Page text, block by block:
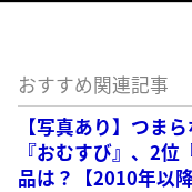
おすすめ関連記事
【写真あり】つま
『おむすび』、2
品は？【2010年以降